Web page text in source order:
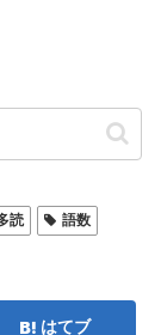
読 語数
はてブ